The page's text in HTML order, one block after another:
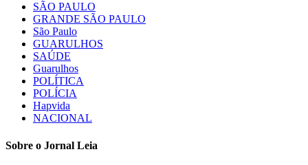
SÃO PAULO
GRANDE SÃO PAULO
São Paulo
GUARULHOS
SAÚDE
Guarulhos
POLÍTICA
POLÍCIA
Hapvida
NACIONAL
Sobre o Jornal Leia